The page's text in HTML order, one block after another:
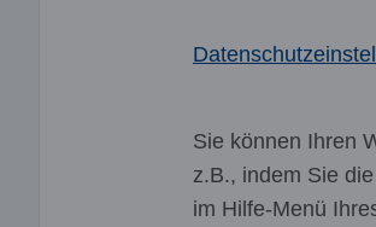
Sie können Ihren
z.B., indem Sie
im Hilfe-Menü